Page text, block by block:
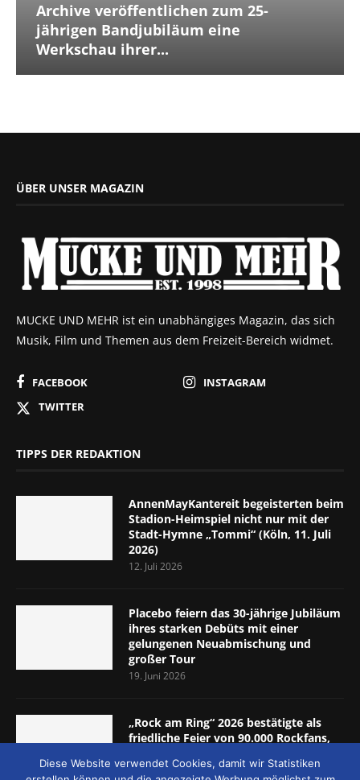
Archive veröffentlichen zum 25-
jährigen Bandjubiläum eine
Werkschau ihrer...
ÜBER UNSER MAGAZIN
MUCKE UND MEHR ist ein unabhängiges Magazin, das sich
Musik, Film und Themen aus dem Freizeit-Bereich widmet.
FACEBOOK
INSTAGRAM
TWITTER
TIPPS DER REDAKTION
AnnenMayKantereit begeisterten beim
Stadion-Heimspiel nicht nur mit der
Stadt-Hymne „Tommi“ (Köln, 11. Juli
2026)
12. Juli 2026
Placebo feiern das 30-jährige Jubiläum
ihres starken Debüts mit einer
gelungenen Neuabmischung und
großer Tour
19. Juni 2026
„Rock am Ring“ 2026 bestätigte als
friedliche Feier von 90.000 Rockfans,
5.-7. Juni 2026)
Diese Website verwendet Cookies, damit wir Statistiken